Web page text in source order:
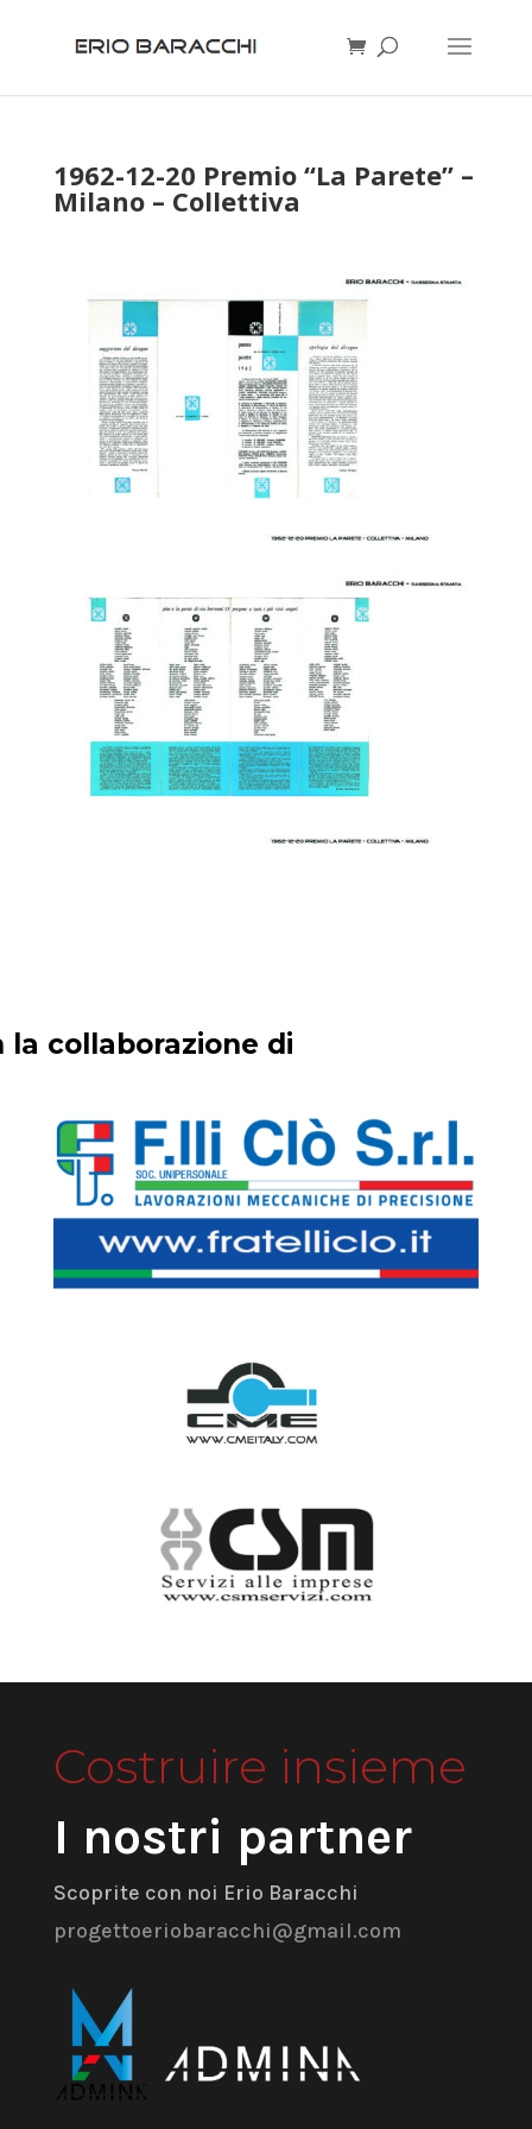
1962-12-20 Premio “La Parete” –
Milano – Collettiva
la collaborazione di
Costruire insieme
I nostri partner
Scoprite con noi Erio Baracchi
progettoeriobaracchi@gmail.com